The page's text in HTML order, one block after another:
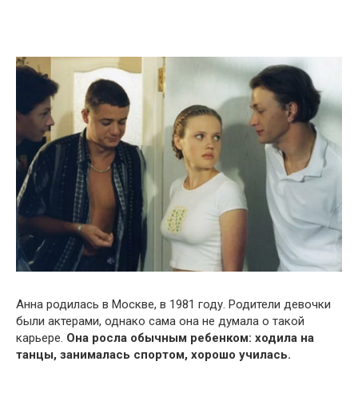
Анна родилась в Москве, в 1981 году. Родители девочки
были актерами, однако сама она не думала о такой
карьере. Она росла обычным ребенком: ходила на
танцы, занималась спортом, хорошо училась.